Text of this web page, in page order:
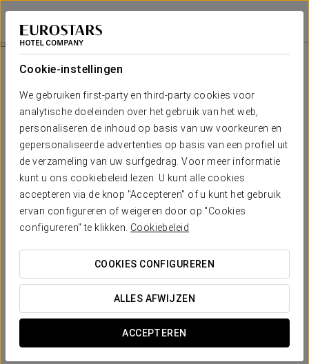
Cookie-instellingen
We gebruiken first-party en third-party cookies voor
analytische doeleinden over het gebruik van het web,
personaliseren de inhoud op basis van uw voorkeuren en
gepersonaliseerde advertenties op basis van een profiel uit
de verzameling van uw surfgedrag. Voor meer informatie
kunt u ons cookiebeleid lezen. U kunt alle cookies
accepteren via de knop "Accepteren" of u kunt het gebruik
ervan configureren of weigeren door op "Cookies
configureren" te klikken. Cookiebeleid
COOKIES CONFIGUREREN
ALLES AFWIJZEN
ACCEPTEREN
Eurostars Patios de Córdoba
CÓRDOBA
Ontdek De Mezquita
32€
Ontdek de Mezquita
With this offer you can see the most significant monument in
our city, the Mosque of Cordoba, declared a World Heritage
-A guided tour of 90 minutes.